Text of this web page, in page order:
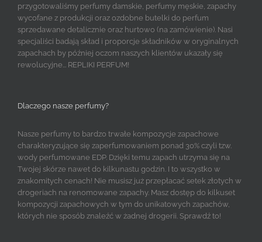
przygotowaliśmy perfumy damskie, perfumy męskie, zapachy
wycofane z produkcji oraz ozdobne butelki do perfum
sprzedawane detalicznie oraz hurtowo (na zamówienie). Nasi
specjaliści badają skład i proporcje składników w oryginalnych
zapachach by później oczom naszych klientów ukazały się
rewolucyjne... REPLIKI PERFUM!
Dlaczego nasze perfumy?
Nasze perfumy to bardzo trwałe kompozycje zapachowe
charakteryzujące się zaperfumowaniem ponad 30% czyli tzw.
wody perfumowane EDP. Dzięki temu zapach utrzyma się na
Twojej skórze nawet do kilkunastu godzin. I to wszystko w
znakomitych cenach! Nie musisz już przepłacać setek złotych w
drogeriach na renomowane zapachy. Masz dostęp do kilkuset
kompozycji zapachowych w tym do unikatowych zapachów,
których nie sposób znaleźć w żadnej drogerii. Sprawdź to!